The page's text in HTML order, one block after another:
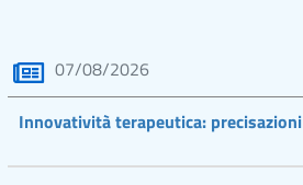
07/08/2026
Innovatività terapeutica: precisazioni